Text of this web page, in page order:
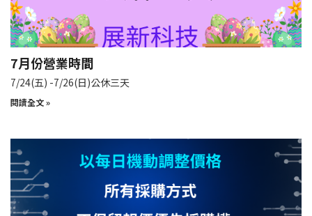
7月份營業時間
7/24(五) -7/26(日)公休三天
閱讀全文 »